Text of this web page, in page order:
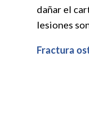
dañar el
lesiones
Fractura